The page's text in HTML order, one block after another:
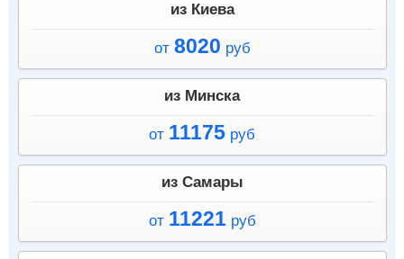
из Киева
от 8020 руб
из Минска
от 11175 руб
из Самары
от 11221 руб